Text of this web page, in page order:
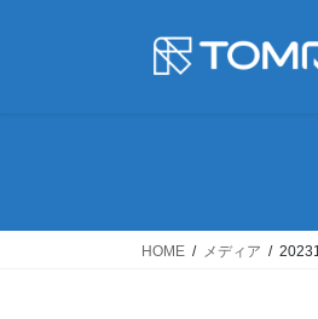
HOME メディア